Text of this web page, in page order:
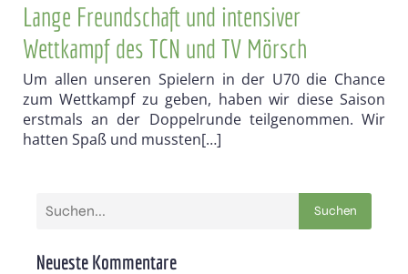
Lange Freundschaft und intensiver
Wettkampf des TCN und TV Mörsch
Um allen unseren Spielern in der U70 die Chance
zum Wettkampf zu geben, haben wir diese Saison
erstmals an der Doppelrunde teilgenommen. Wir
hatten Spaß und mussten[…]
Suchen
Neueste Kommentare